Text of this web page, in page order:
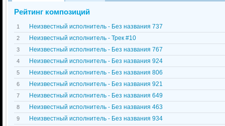
Рейтинг композиций
1 Неизвестный исполнитель - Без названия 737
2 Неизвестный исполнитель - Трек #10
3 Неизвестный исполнитель - Без названия 767
4 Неизвестный исполнитель - Без названия 924
5 Неизвестный исполнитель - Без названия 806
6 Неизвестный исполнитель - Без названия 921
7 Неизвестный исполнитель - Без названия 649
8 Неизвестный исполнитель - Без названия 463
9 Неизвестный исполнитель - Без названия 934